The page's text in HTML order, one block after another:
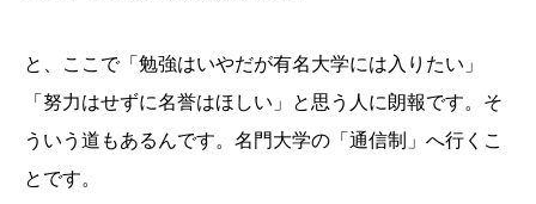
と、ここで「勉強はいやだが有名大学には入りたい」
「努力はせずに名誉はほしい」と思う人に朗報です。そ
ういう道もあるんです。名門大学の「通信制」へ行くこ
とです。